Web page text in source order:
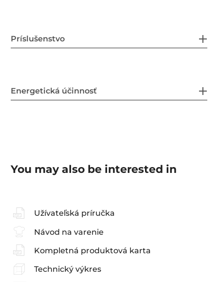
Príslušenstvo
Energetická účinnosť
You may also be interested in
Užívateľská príručka
Návod na varenie
Kompletná produktová karta
Technický výkres